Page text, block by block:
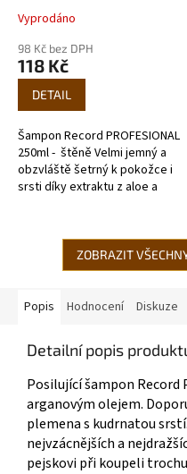
extra delicato, štěně
Průměrné
produktu
je
hvězdiček.
Vyprodáno
98 Kč bez DPH
118 Kč
DETAIL
Šampon Record PROFESIONAL
250ml - štěně Velmi jemný a
obzvláště šetrný k pokožce i
srsti díky extraktu z aloe a
ZOBRAZIT
Popis Hodnocení Diskuze
Detailní popis
Posilující šampon Record
arganovým olejem.
plemena s kudrnatou srstí.
nejvzácnějších a
pejskovi při koupeli